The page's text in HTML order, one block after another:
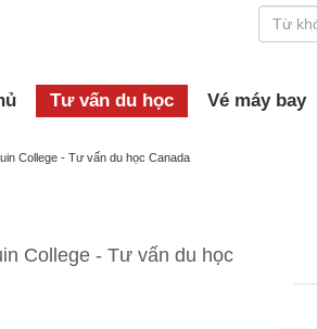
Tư vấn du học Vé máy bay
College - Tư vấn du học Canada
College - Tư vấn du học